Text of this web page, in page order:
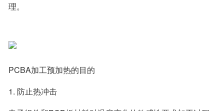
理。
PCBA加工预加热的目的
1. 防止热冲击